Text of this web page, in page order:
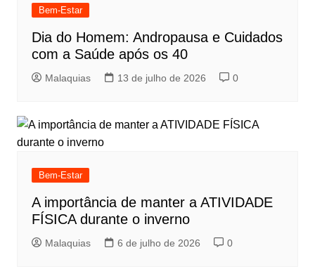
Bem-Estar
Dia do Homem: Andropausa e Cuidados
com a Saúde após os 40
Malaquias 13 de julho de 2026 0
Bem-Estar
A importância de manter a ATIVIDADE
FÍSICA durante o inverno
Malaquias 6 de julho de 2026 0